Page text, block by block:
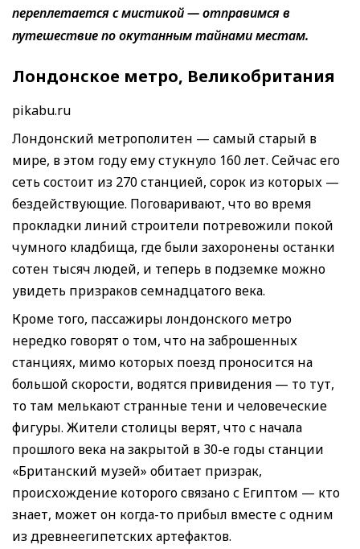
переплетается с мистикой — отправимся в
путешествие по окутанным тайнами местам.
Лондонское метро, Великобритания
pikabu.ru
Лондонский метрополитен — самый старый в
мире, в этом году ему стукнуло 160 лет. Сейчас его
сеть состоит из 270 станцией, сорок из которых —
бездействующие. Поговаривают, что во время
прокладки линий строители потревожили покой
чумного кладбища, где были захоронены останки
сотен тысяч людей, и теперь в подземке можно
увидеть призраков семнадцатого века.
Кроме того, пассажиры лондонского метро
нередко говорят о том, что на заброшенных
станциях, мимо которых поезд проносится на
большой скорости, водятся привидения — то тут,
то там мелькают странные тени и человеческие
фигуры. Жители столицы верят, что с начала
прошлого века на закрытой в 30-е годы станции
«Британский музей» обитает призрак,
происхождение которого связано с Египтом — кто
знает, может он когда-то прибыл вместе с одним
из древнеегипетских артефактов.